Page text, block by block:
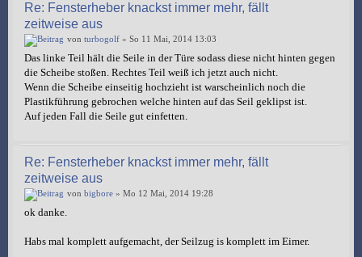
Re: Fensterheber knackst immer mehr, fällt
zeitweise aus
von turbogolf » So 11 Mai, 2014 13:03
Das linke Teil hält die Seile in der Türe sodass diese nicht hinten gegen
die Scheibe stoßen. Rechtes Teil weiß ich jetzt auch nicht.
Wenn die Scheibe einseitig hochzieht ist warscheinlich noch die
Plastikführung gebrochen welche hinten auf das Seil geklipst ist.
Auf jeden Fall die Seile gut einfetten.
Re: Fensterheber knackst immer mehr, fällt
zeitweise aus
von bigbore » Mo 12 Mai, 2014 19:28
ok danke.
Habs mal komplett aufgemacht, der Seilzug is komplett im Eimer.